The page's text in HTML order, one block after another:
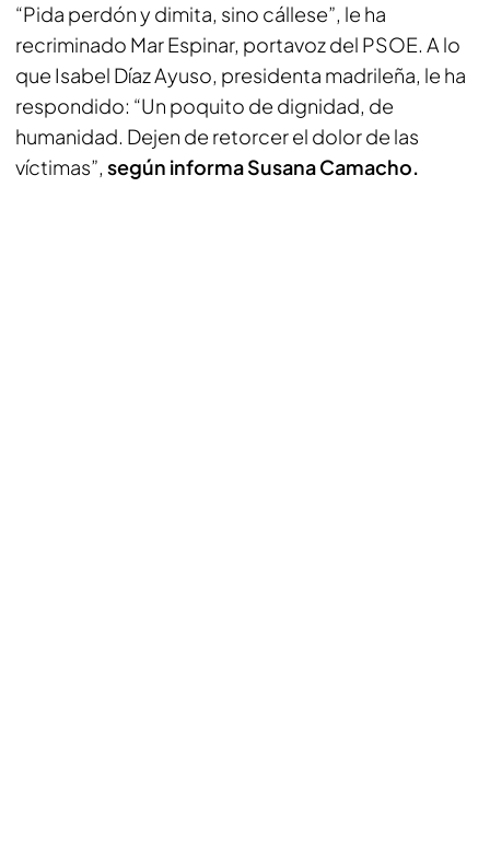
“Pida perdón y dimita, sino cállese”, le ha
recriminado Mar Espinar, portavoz del PSOE. A lo
que Isabel Díaz Ayuso, presidenta madrileña, le ha
respondido: “Un poquito de dignidad, de
humanidad. Dejen de retorcer el dolor de las
víctimas”, según informa Susana Camacho.